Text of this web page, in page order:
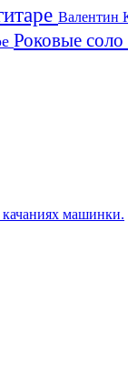
Валентин
Роковые соло
качаниях машинки.